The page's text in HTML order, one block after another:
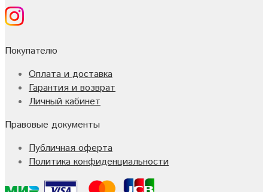
Покупателю
Оплата и доставка
Гарантия и возврат
Личный кабинет
Правовые документы
Публичная оферта
Политика конфиденциальности